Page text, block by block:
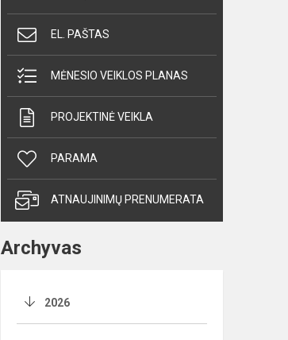
EL. PAŠTAS
MĖNESIO VEIKLOS PLANAS
PROJEKTINĖ VEIKLA
PARAMA
ATNAUJINIMŲ PRENUMERATA
Archyvas
2026